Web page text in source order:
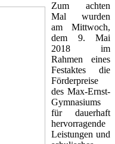
Zum achten
Mal wurden
am Mittwoch,
dem 9. Mai
2018 im
Rahmen eines
Festaktes die
Förderpreise
des Max-Ernst-
Gymnasiums
für dauerhaft
hervorragende
Leistungen und